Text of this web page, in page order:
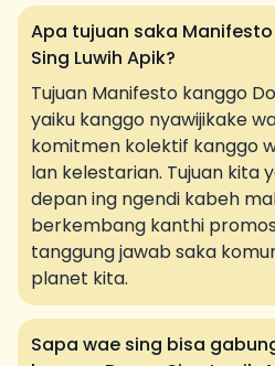
Apa tujuan saka
Sing Luwih Apik?
Tujuan Manifesto kanggo
yaiku kanggo nyawijikake
komitmen kolektif kanggo
lan kelestarian. Tujuan kita
depan ing ngendi kabeh
berkembang kanthi
tanggung jawab saka
planet kita.
Sapa wae sing bisa